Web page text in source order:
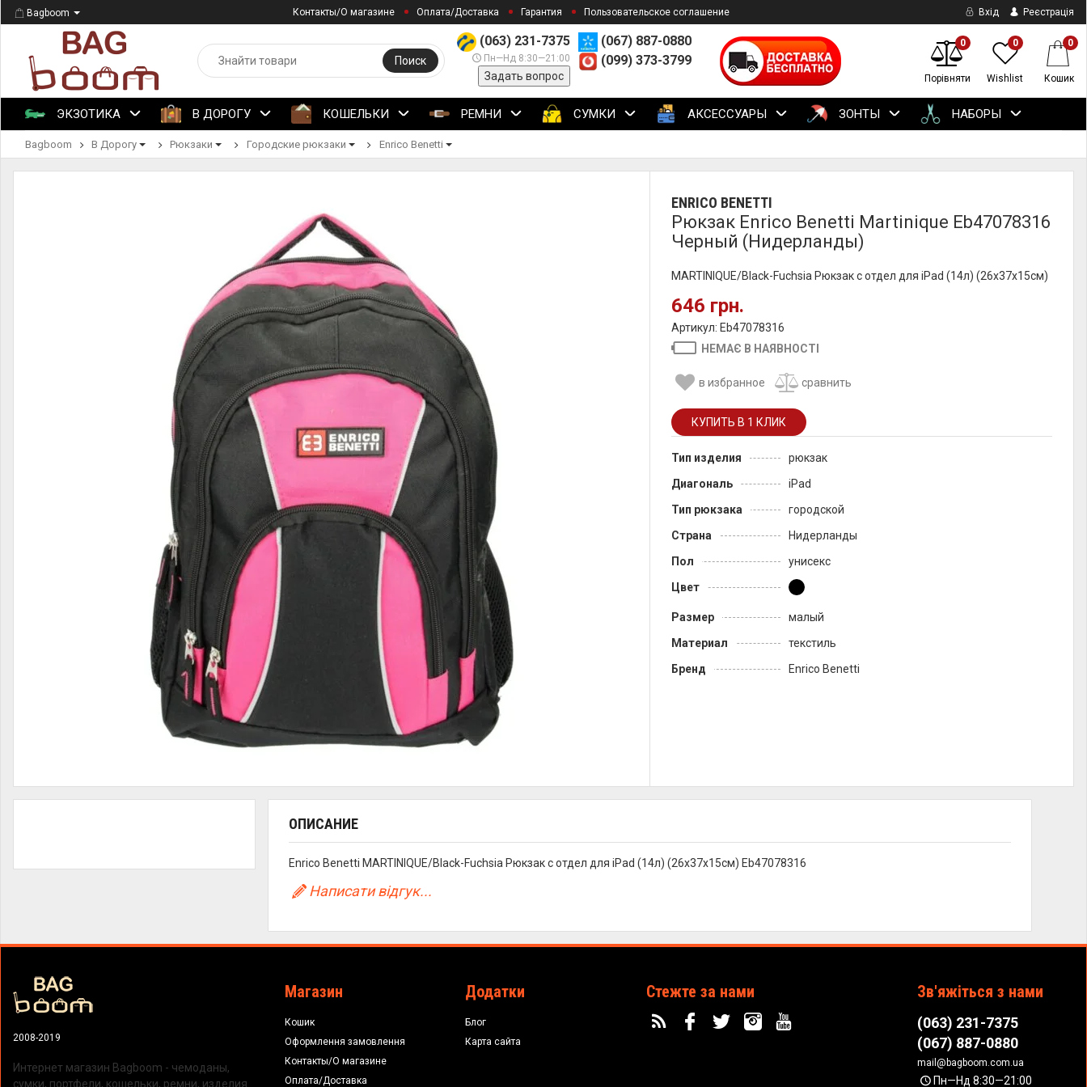
Bagboom Контакты/О магазине Оплата/Доставка Гарантия Пользовательское соглашение Вхід Реєстрація
(063) 231-7375
Пн—Нд 8:30—21:00
Задать вопрос
(067) 887-0880
(099) 373-3799
Поиск
0
Порівняти
0
Wishlist
0
Кошик
ЭКЗОТИКА В ДОРОГУ КОШЕЛЬКИ РЕМНИ СУМКИ АКСЕССУАРЫ ЗОНТЫ НАБОРЫ
Bagboom В Дорогу Рюкзаки Городские рюкзаки Enrico Benetti
ENRICO BENETTI
Рюкзак Enrico Benetti Martinique Eb47078316
Черный (Нидерланды)
MARTINIQUE/Black-Fuchsia Рюкзак с отдел для iPad (14л) (26x37x15см)
646 грн.
Артикул: Eb47078316
НЕМАЄ В НАЯВНОСТІ
в избранное сравнить
Тип изделия
рюкзак
Диагональ
iPad
Тип рюкзака
городской
Страна
Нидерланды
Пол
унисекс
Цвет
Размер
малый
Материал
текстиль
Бренд
Enrico Benetti
ОПИСАНИЕ
Enrico Benetti MARTINIQUE/Black-Fuchsia Рюкзак с отдел для iPad (14л) (26x37x15см) Eb47078316
Написати відгук...
2008-2019
Интернет магазин Bagboom - чемоданы,
сумки, портфели, кошельки, ремни, изделия
Магазин
Кошик
Оформлення замовлення
Контакты/О магазине
Оплата/Доставка
Додатки
Блог
Карта сайта
Стежте за нами Зв'яжіться з нами
(063) 231-7375
(067) 887-0880
mail@bagboom.com.ua
Пн—Нд 8:30—21:00